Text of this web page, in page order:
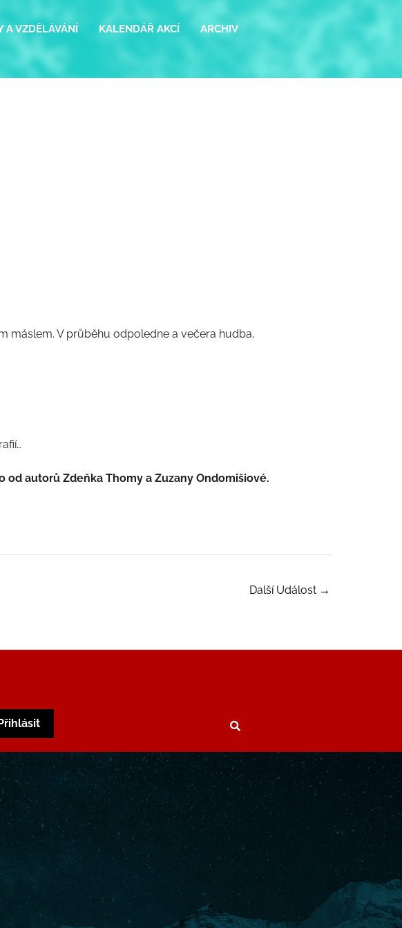
A VZDĚLÁVÁNÍ KALENDÁŘ AKCÍ ARCHIV
máslem. V průběhu odpoledne a večera hudba,
od autorů Zdeňka Thomy a Zuzany Ondomišiové.
Další Událost →
Přihlásit